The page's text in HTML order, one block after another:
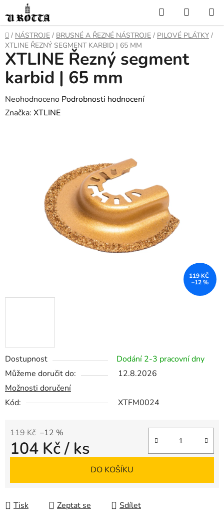
na
obsah
Hledat
KOŠÍK
DOMŮ
/ NÁSTROJE / BRUSNÉ A ŘEZNÉ NÁSTROJE / PILOVÉ PLÁTKY /
XTLINE ŘEZNÝ SEGMENT KARBID | 65 MM
Dostupnost
Dodání 2-3 pracovní dny
Můžeme doručit do:
12.8.2026
Možnosti doručení
Kód:
XTFM0024
119 Kč –12 %
104 Kč/ ks
DO KOŠÍKU
Tisk Zeptat se Sdílet
XTLINE Řezný segment
karbid | 65 mm
Průměrné
hodnocení
Neohodnoceno Podrobnosti hodnocení
Značka: XTLINE
119 KČ
–12 %